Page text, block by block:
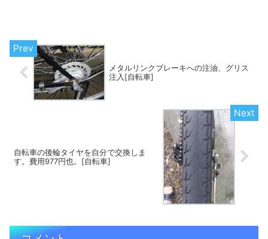
メタルリンクブレーキへの注油、グリス
注入[自転車]
自転車の後輪タイヤを自分で交換しま
す。費用977円也。[自転車]